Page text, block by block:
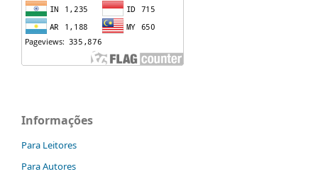
Informações
Para Leitores
Para Autores